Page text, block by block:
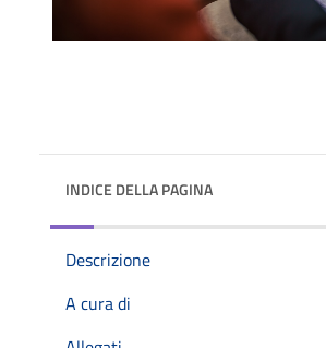
INDICE DELLA PAGINA
Descrizione
A cura di